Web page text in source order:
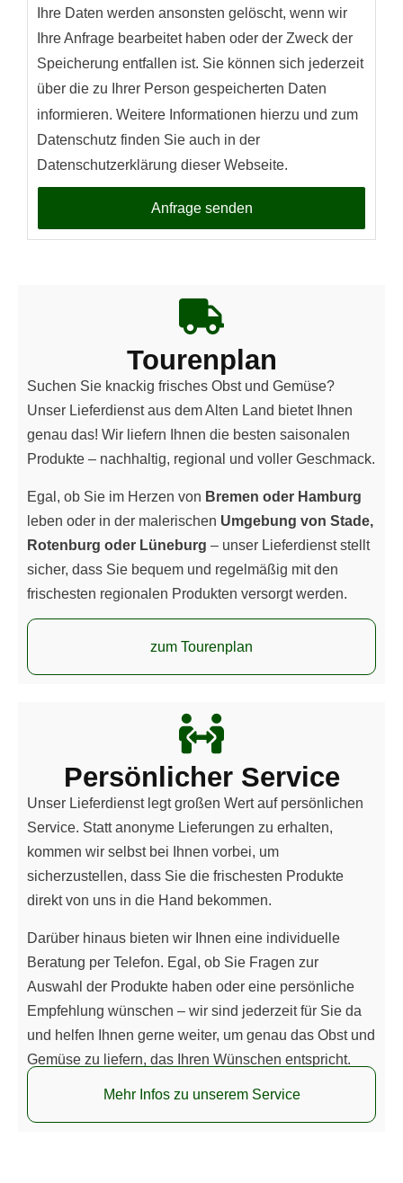
Ihre Daten werden ansonsten gelöscht, wenn wir
Ihre Anfrage bearbeitet haben oder der Zweck der
Speicherung entfallen ist. Sie können sich jederzeit
über die zu Ihrer Person gespeicherten Daten
informieren. Weitere Informationen hierzu und zum
Datenschutz finden Sie auch in der
Datenschutzerklärung dieser Webseite.
Anfrage senden
Tourenplan
Suchen Sie knackig frisches Obst und Gemüse?
Unser Lieferdienst aus dem Alten Land bietet Ihnen
genau das! Wir liefern Ihnen die besten saisonalen
Produkte – nachhaltig, regional und voller Geschmack.
Egal, ob Sie im Herzen von Bremen oder Hamburg
leben oder in der malerischen Umgebung von Stade,
Rotenburg oder Lüneburg – unser Lieferdienst stellt
sicher, dass Sie bequem und regelmäßig mit den
frischesten regionalen Produkten versorgt werden.
zum Tourenplan
Persönlicher Service
Unser Lieferdienst legt großen Wert auf persönlichen
Service. Statt anonyme Lieferungen zu erhalten,
kommen wir selbst bei Ihnen vorbei, um
sicherzustellen, dass Sie die frischesten Produkte
direkt von uns in die Hand bekommen.
Darüber hinaus bieten wir Ihnen eine individuelle
Beratung per Telefon. Egal, ob Sie Fragen zur
Auswahl der Produkte haben oder eine persönliche
Empfehlung wünschen – wir sind jederzeit für Sie da
und helfen Ihnen gerne weiter, um genau das Obst und
Gemüse zu liefern, das Ihren Wünschen entspricht.
Mehr Infos zu unserem Service